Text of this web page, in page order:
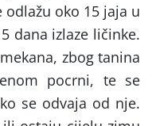
oko 15 jaja u
dana izlaze ličinke.
zbog tanina
pocrni, te se
se odvaja od nje.